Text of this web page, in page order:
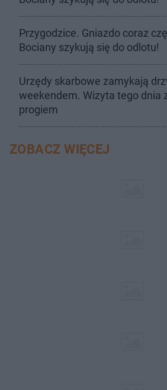
Przygodzice. Gniazdo coraz
Bociany szykują się do odlotu!
Urzędy skarbowe zamykają
weekendem. Wizyta tego dnia
progiem
ZOBACZ WIĘCEJ